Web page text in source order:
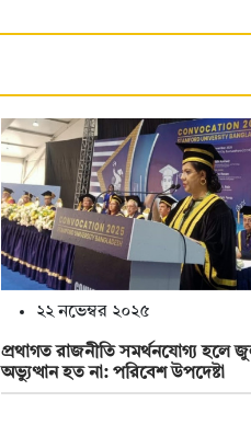
২২ নভেম্বর ২০২৫
প্রথাগত রাজনীতি সমর্থনযোগ্য হলে
অভ্যুত্থান হত না: পরিবেশ উপদেষ্টা